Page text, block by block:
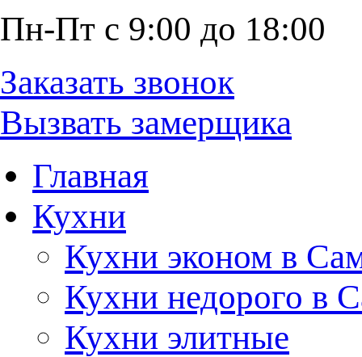
Пн-Пт с 9:00 до 18:00
Заказать звонок
Вызвать замерщика
Главная
Кухни
Кухни эконом в
Кухни недорого в
Кухни элитные